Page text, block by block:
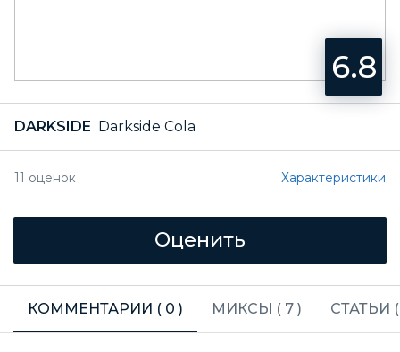
6.8
DARKSIDE Darkside Cola
11 оценок Характеристики
КОММЕНТАРИИ ( 0 ) МИКСЫ ( 7 ) СТАТЬИ